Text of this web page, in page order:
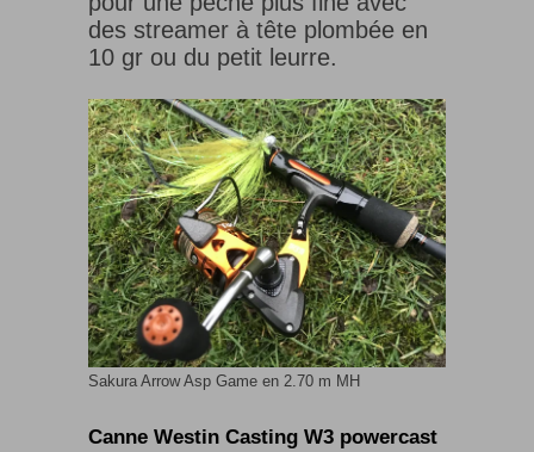
des streamer à tête plombée en
10 gr ou du petit leurre.
Sakura Arrow Asp Game en 2.70 m MH
Canne Westin Casting W3 powercast